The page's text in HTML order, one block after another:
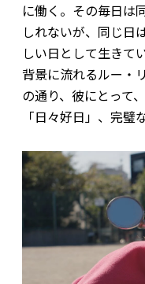
に働く。その毎日は
しれないが、同じ日
しい日として生きて
背景に流れるルー・
の通り、彼にとって
「日々好日」、完璧